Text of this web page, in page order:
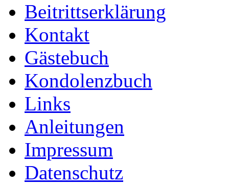
Beitrittserklärung
Kontakt
Gästebuch
Kondolenzbuch
Links
Anleitungen
Impressum
Datenschutz